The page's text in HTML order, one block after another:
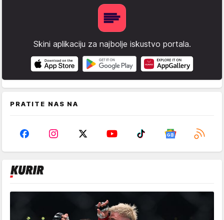
Skini aplikaciju za najbolje iskustvo portala.
PRATITE NAS NA